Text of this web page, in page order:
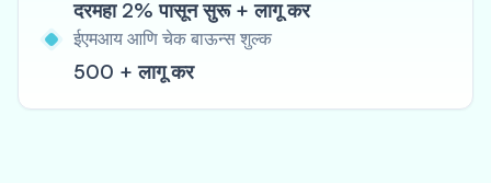
दरमहा 2% पासून सुरू + लागू कर
ईएमआय आणि चेक बाऊन्स शुल्क
500 + लागू कर